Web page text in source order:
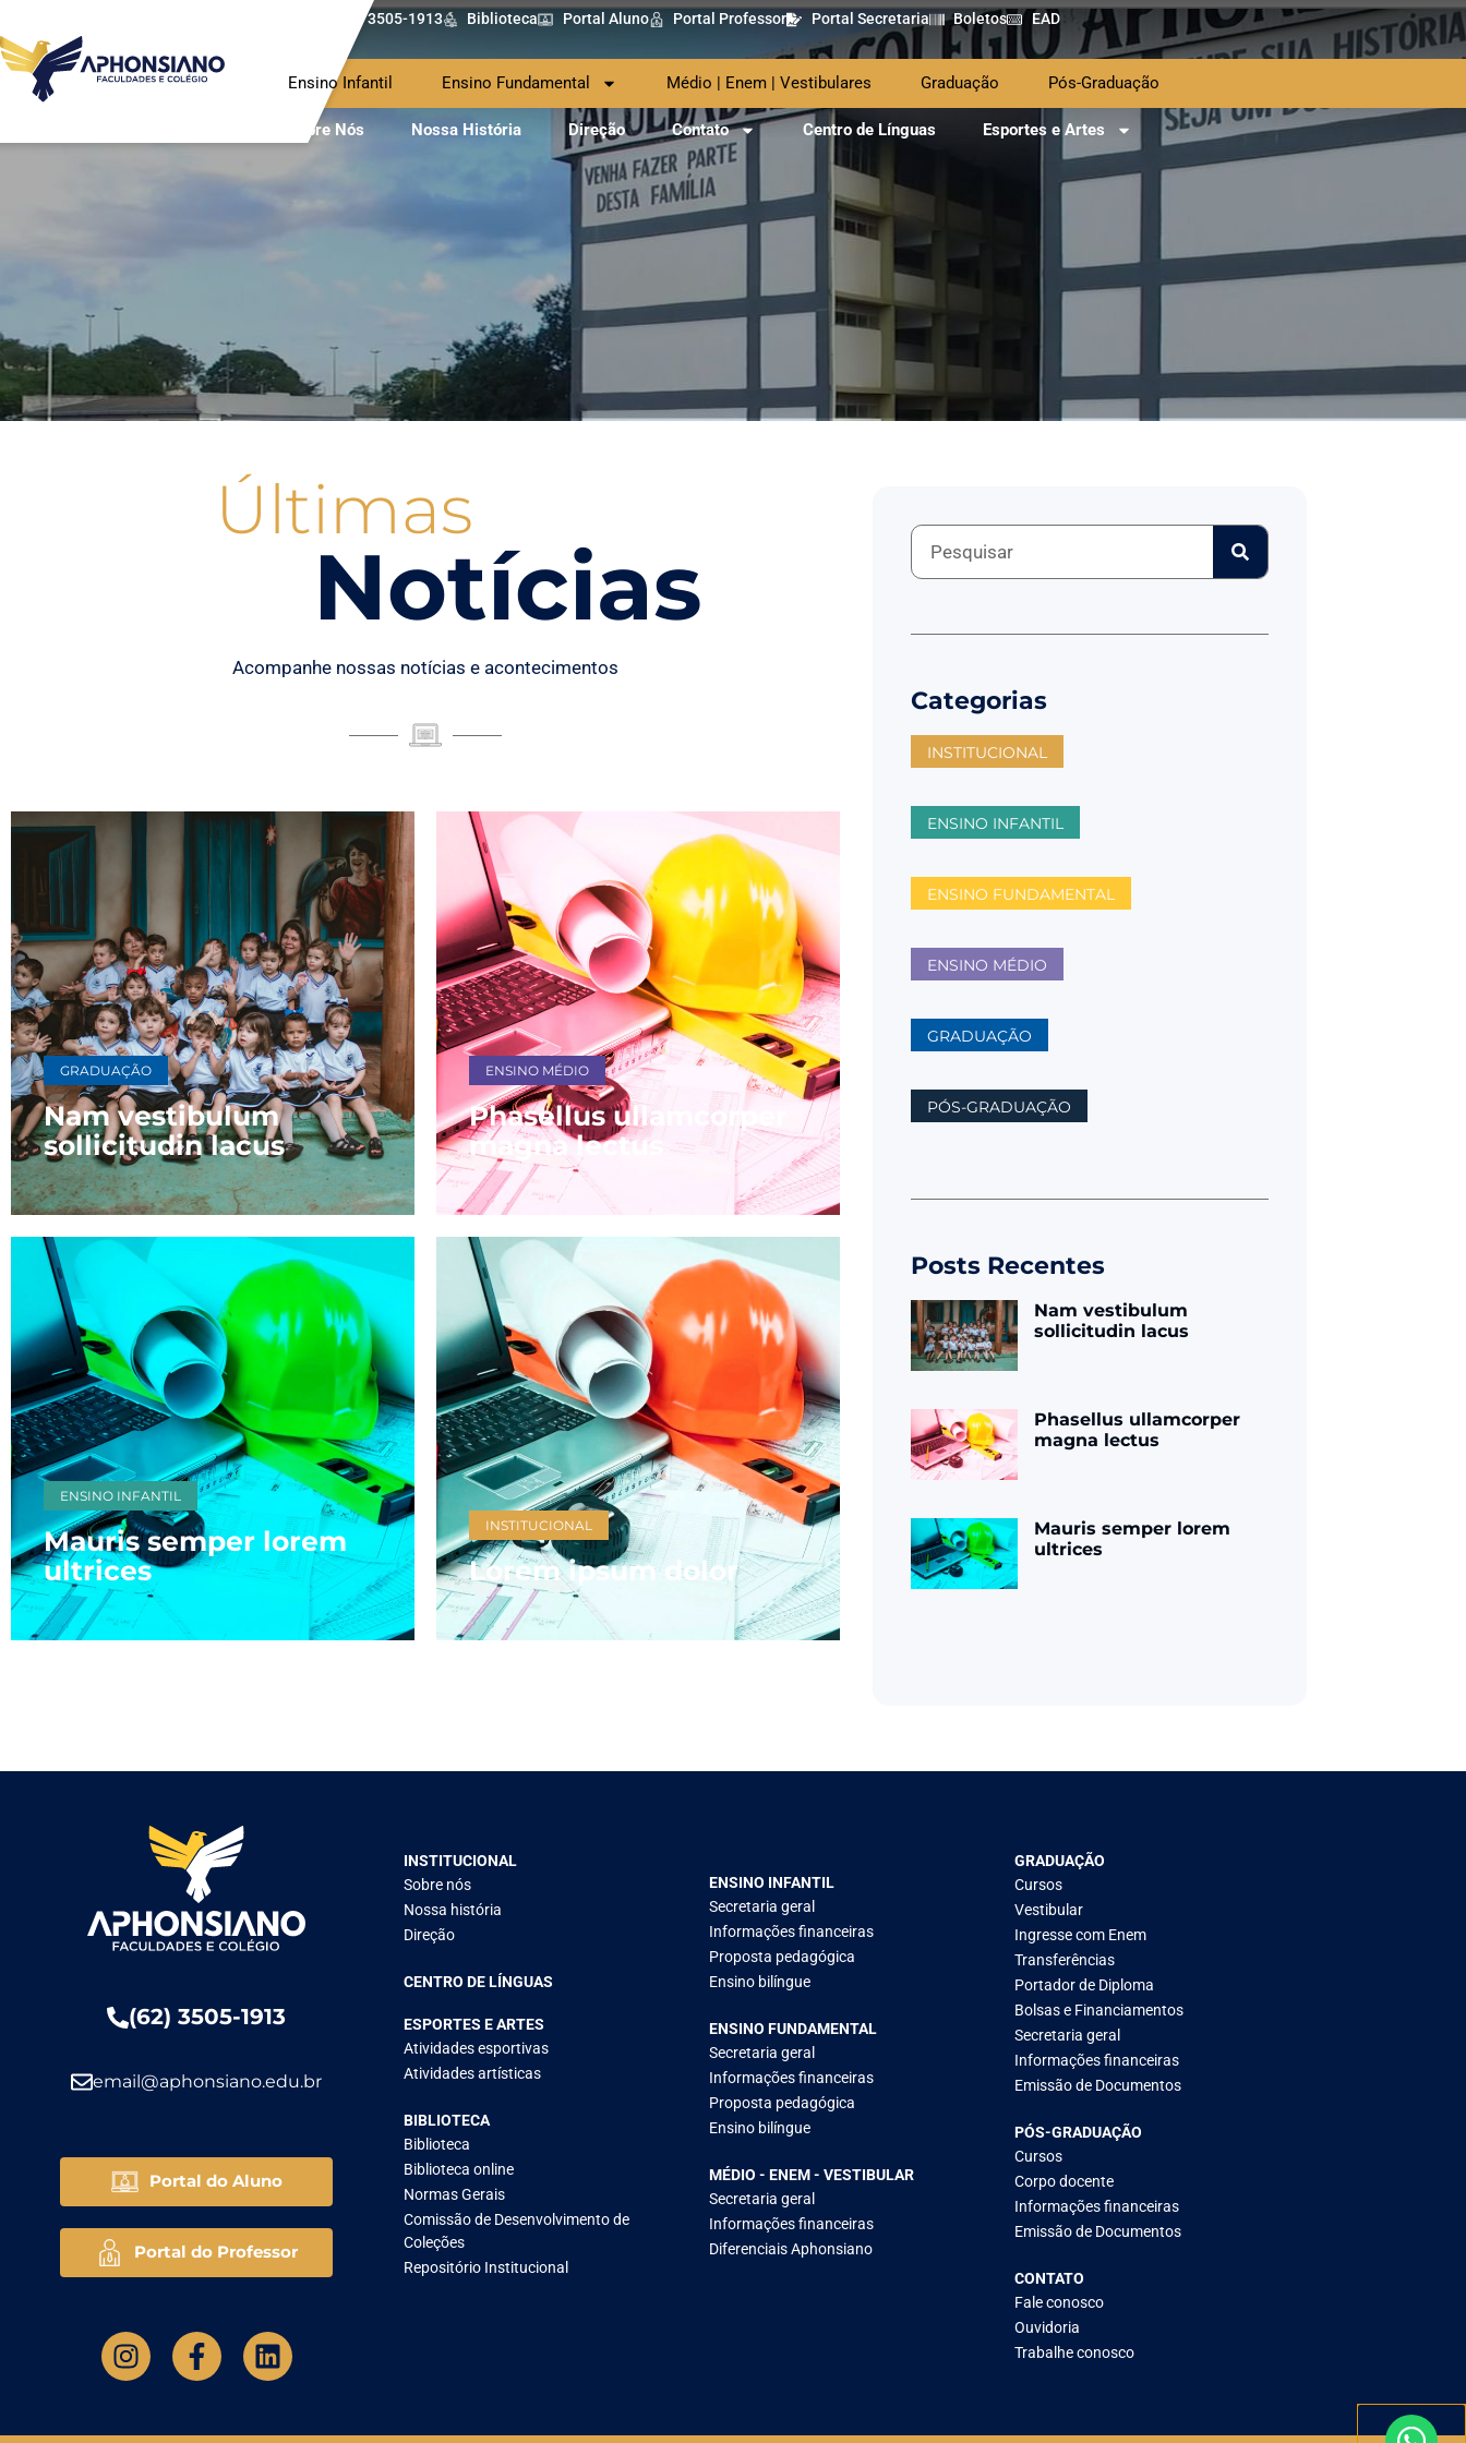
(62) 3505-1913 Biblioteca Portal Aluno Portal Professor Portal Secretaria Boletos EAD
Ensino Infantil Ensino Fundamental Médio | Enem | Vestibulares Graduação Pós-Graduação
Sobre Nós Nossa História Direção Contato Centro de Línguas Esportes e Artes
Últimas
Notícias
Acompanhe nossas notícias e acontecimentos
GRADUAÇÃO
Nam vestibulum
sollicitudin lacus
ENSINO MÉDIO
Phasellus ullamcorper
magna lectus
ENSINO INFANTIL
Mauris semper lorem
ultrices
INSTITUCIONAL
Lorem ipsum dolor
Categorias
INSTITUCIONAL
ENSINO INFANTIL
ENSINO FUNDAMENTAL
ENSINO MÉDIO
GRADUAÇÃO
PÓS-GRADUAÇÃO
Posts Recentes
Nam vestibulum
sollicitudin lacus
Phasellus ullamcorper
magna lectus
Mauris semper lorem
ultrices
(62) 3505-1913
email@aphonsiano.edu.br
Portal do Aluno
Portal do Professor
INSTITUCIONAL
Sobre nós
Nossa história
Direção
CENTRO DE LÍNGUAS
ESPORTES E ARTES
Atividades esportivas
Atividades artísticas
BIBLIOTECA
Biblioteca
Biblioteca online
Normas Gerais
Comissão de Desenvolvimento de
Coleções
Repositório Institucional
ENSINO INFANTIL
Secretaria geral
Informações financeiras
Proposta pedagógica
Ensino bilíngue
ENSINO FUNDAMENTAL
Secretaria geral
Informações financeiras
Proposta pedagógica
Ensino bilíngue
MÉDIO - ENEM - VESTIBULAR
Secretaria geral
Informações financeiras
Diferenciais Aphonsiano
GRADUAÇÃO
Cursos
Vestibular
Ingresse com Enem
Transferências
Portador de Diploma
Bolsas e Financiamentos
Secretaria geral
Informações financeiras
Emissão de Documentos
PÓS-GRADUAÇÃO
Cursos
Corpo docente
Informações financeiras
Emissão de Documentos
CONTATO
Fale conosco
Ouvidoria
Trabalhe conosco